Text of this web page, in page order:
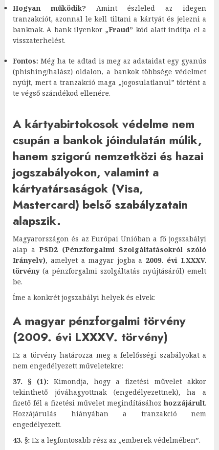
Hogyan működik? Amint észleled az idegen
tranzakciót, azonnal le kell tiltani a kártyát és jelezni a
banknak. A bank ilyenkor „Fraud” kód alatt indítja el a
visszaterhelést.
Fontos: Még ha te adtad is meg az adataidat egy gyanús
(phishing/halász) oldalon, a bankok többsége védelmet
nyújt, mert a tranzakció maga „jogosulatlanul” történt a
te végső szándékod ellenére.
A kártyabirtokosok védelme nem
csupán a bankok jóindulatán múlik,
hanem szigorú nemzetközi és hazai
jogszabályokon, valamint a
kártyatársaságok (Visa,
Mastercard) belső szabályzatain
alapszik.
Magyarországon és az Európai Unióban a fő jogszabályi
alap aPSD2 (Pénzforgalmi Szolgáltatásokról szóló
Irányelv), amelyet a magyar jogba a 2009. évi LXXXV.
törvény (a pénzforgalmi szolgáltatás nyújtásáról) emelt
be.
Íme a konkrét jogszabályi helyek és elvek:
A magyar pénzforgalmi törvény
(2009. évi LXXXV. törvény)
Ez a törvény határozza meg a felelősségi szabályokat a
nem engedélyezett műveletekre:
37. § (1): Kimondja, hogy a fizetési művelet akkor
tekinthető jóváhagyottnak (engedélyezettnek), ha a
fizető fél a fizetési művelet megindításáhozhozzájárult.
Hozzájárulás hiányában a tranzakció nem
engedélyezett.
43. §: Ez a legfontosabb rész az „emberek védelmében”.